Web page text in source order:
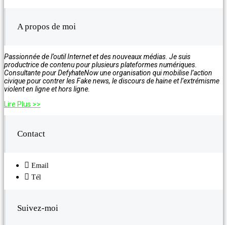
A propos de moi
Passionnée de l’outil Internet et des nouveaux médias. Je suis
productrice de contenu pour plusieurs plateformes numériques.
Consultante pour DefyhateNow une organisation qui mobilise l’action
civique pour contrer les Fake news, le discours de haine et l’extrémisme
violent en ligne et hors ligne.
Lire Plus >>
Contact
Email
Tél
Suivez-moi